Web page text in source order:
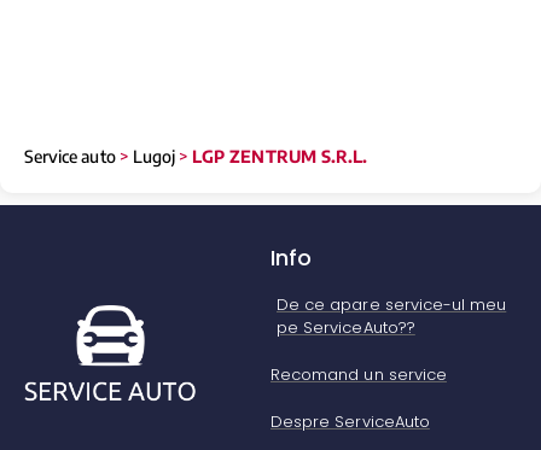
Service auto> Lugoj > LGP ZENTRUM S.R.L.
Info
De ce apare service-ul meu
pe ServiceAuto??
Recomand un service
Despre ServiceAuto